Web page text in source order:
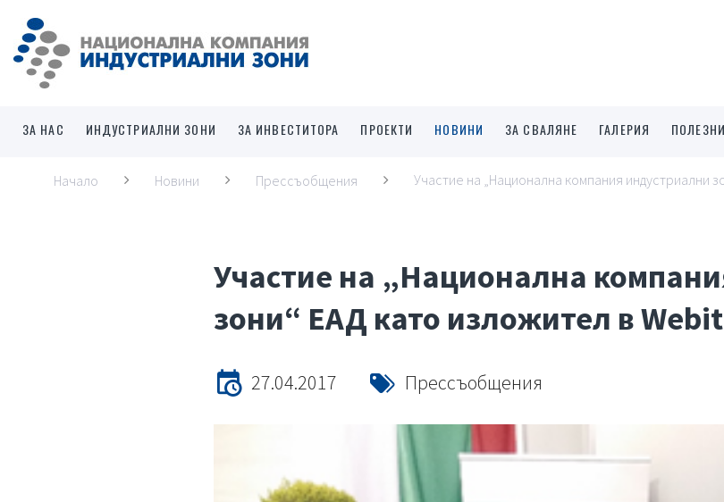
ЗА НАС ИНДУСТРИАЛНИ ЗОНИ ЗА ИНВЕСТИТОРА ПРОЕКТИ НОВИНИ ЗА СВАЛЯНЕ ГАЛЕРИЯ
Начало Новини Прессъобщения Участие на „Национална компания индустриални
Участие на „Национална
зони“ ЕАД като изложител в
27.04.2017 Прессъобщения